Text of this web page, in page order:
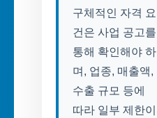
구체적인 자격 요
건은 사업 공고를
통해 확인해야 하
며, 업종, 매출액,
수출 규모 등에
따라 일부 제한이